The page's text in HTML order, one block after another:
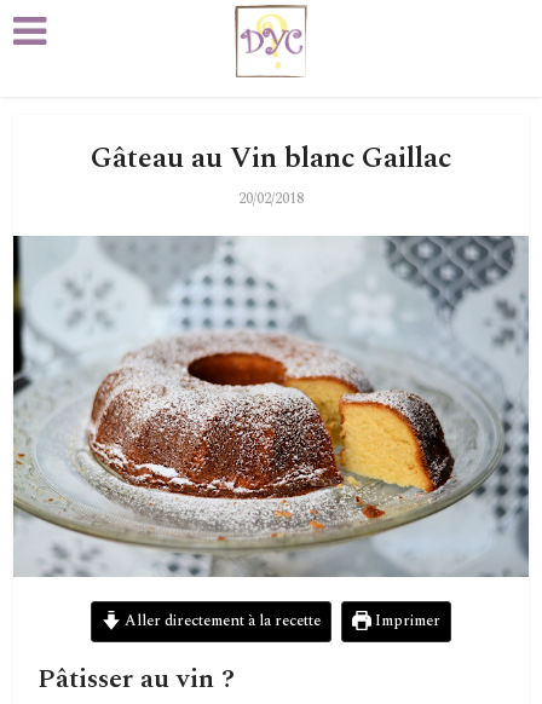
Gâteau au Vin blanc Gaillac
20/02/2018
Aller directement à la recette Imprimer
Pâtisser au vin ?